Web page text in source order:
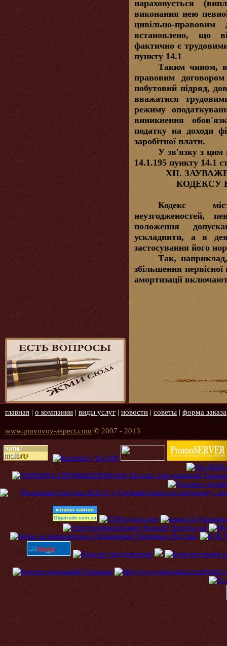
нараховується
виконання нею
цивільно-
встановлено, що
фактично є
пункту 14.1
Таким чином,
правовим
побутовий підряд,
вважатися
режиму
виникнення
податку на доходи
заробітної плати.
У зв'язку з цим
14.1.195 пункту 14.1
ХІІ.
КОДЕКСУ
Кодекс
неузгодженостей,
положення
ускладнити, а в
застосування його
Так,
збільшення
амортизації
главная | о компании | виды услуг | новости | советы | форма заказа
www.pravovoy-aspect.com © 2007 - 2013